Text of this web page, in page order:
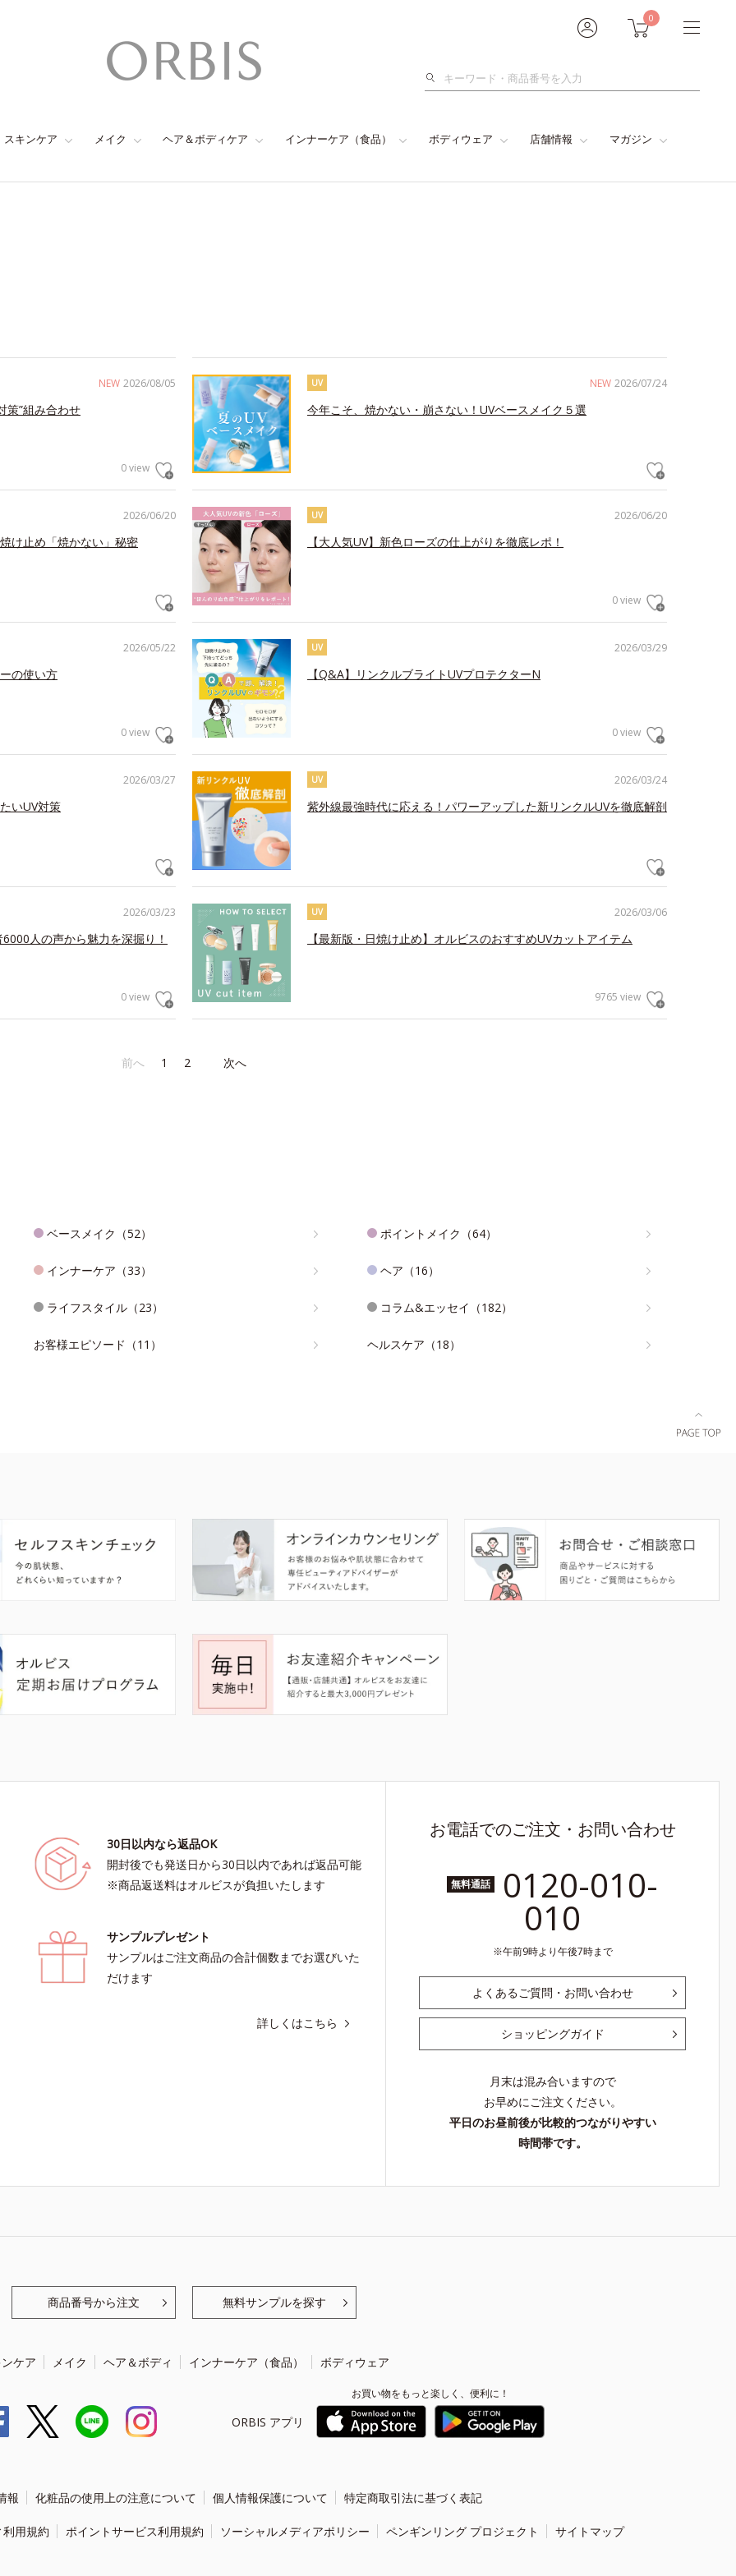
0
検
スキンケア メイク ヘア＆ボディケア インナーケア（食品） ボディウェア 店舗情報 マガジン
NEW 2026/08/05
策”組み合わせ
0 view
NEW 2026/07/24
UV
今年こそ、焼かない・崩さない！UVベースメイク５選
2026/06/20
け止め「焼かない」秘密
2026/06/20
UV
【大人気UV】新色ローズの仕上がりを徹底レポ！
0 view
2026/05/22
の使い方
0 view
2026/03/29
UV
【Q&A】リンクルブライトUVプロテクターN
0 view
2026/03/27
いUV対策
2026/03/24
UV
紫外線最強時代に応える！パワーアップした新リンクルUVを徹底解剖
2026/03/23
人の声から魅力を深掘り！
0 view
2026/03/06
UV
【最新版・日焼け止め】オルビスのおすすめUVカットアイテム
9765 view
前へ 1 2 次へ
ベースメイク（52） ポイントメイク（64）
インナーケア（33） ヘア（16）
ライフスタイル（23） コラム&エッセイ（182）
お客様エピソード（11） ヘルスケア（18）
30日以内なら返品OK
開封後でも発送日から30日以内であれば返品可能
※商品返送料はオルビスが負担いたします
サンプルプレゼント
サンプルはご注文商品の合計個数までお選びいた
だけます
詳しくはこちら
お電話でのご注文・お問い合わせ
無料通話 0120-010-
010
午前9時より午後7時まで
よくあるご質問・お問い合わせ
ショッピングガイド
月末は混み合いますので
お早めにご注文ください。
平日のお昼前後が比較的つながりやすい
時間帯です。
商品番号から注文 無料サンプルを探す
ケア メイク ヘア＆ボディ インナーケア（食品） ボディウェア
ORBIS アプリ
お買い物をもっと楽しく、便利に！
報 化粧品の使用上の注意について 個人情報保護について 特定商取引法に基づく表記
用規約 ポイントサービス利用規約 ソーシャルメディアポリシー ペンギンリング プロジェクト サイトマップ